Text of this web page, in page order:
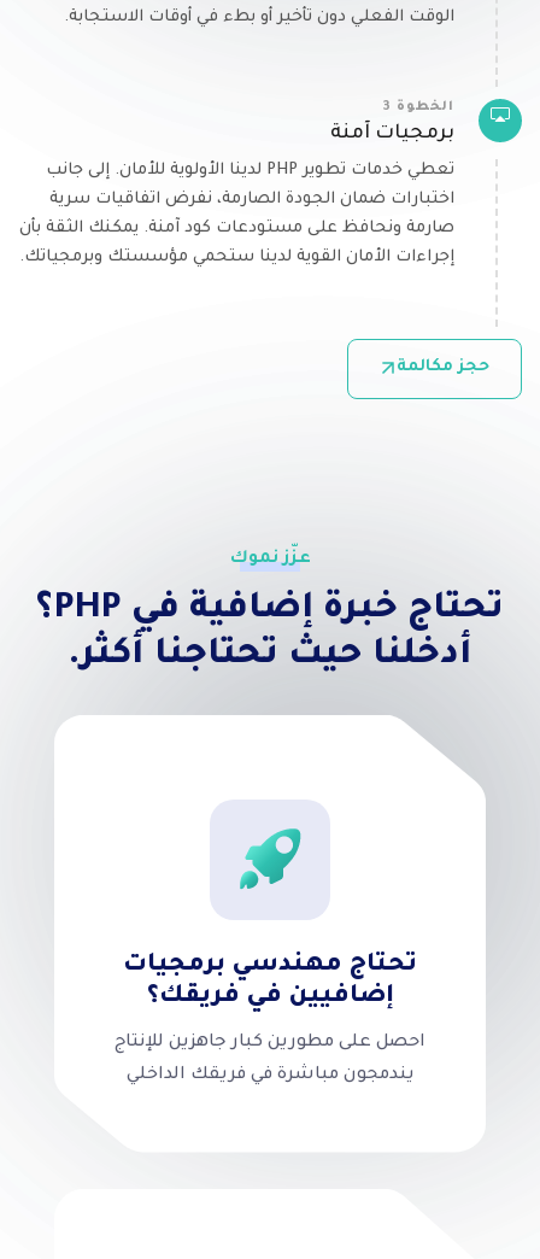
الوقت الفعلي دون تأخير أو بطء في أوقات الاستجابة.
الخطوة 3
برمجيات آمنة
تعطي خدمات تطوير PHP لدينا الأولوية للأمان. إلى جانب
اختبارات ضمان الجودة الصارمة، نفرض اتفاقيات سرية
صارمة ونحافظ على مستودعات كود آمنة. يمكنك الثقة بأن
إجراءات الأمان القوية لدينا ستحمي مؤسستك وبرمجياتك.
حجز مكالمة
عزّز نموك
تحتاج خبرة إضافية في PHP؟
أدخلنا حيث تحتاجنا أكثر.
تحتاج مهندسي برمجيات
إضافيين في فريقك؟
احصل على مطورين كبار جاهزين للإنتاج
يندمجون مباشرة في فريقك الداخلي